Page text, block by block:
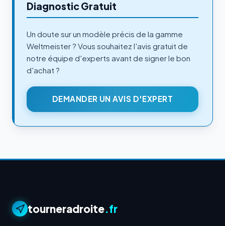
Diagnostic Gratuit
Un doute sur un modèle précis de la gamme
Weltmeister ? Vous souhaitez l'avis gratuit de
notre équipe d'experts avant de signer le bon
d'achat ?
DEMANDER UN AVIS D'EXPERT
tourneradroite.fr